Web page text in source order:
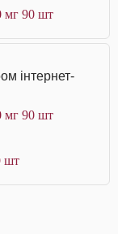
мг 90 шт
інтернет-
мг 90 шт
шт